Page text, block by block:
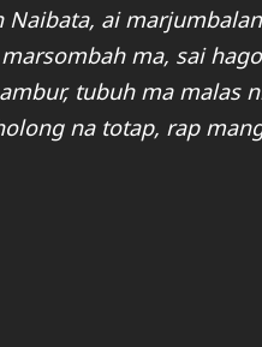
Naibata, ai
ma, sai
tubuh ma malas
na totap, rap